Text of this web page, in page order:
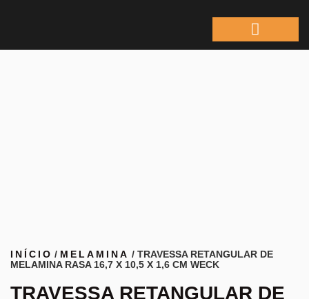
INÍCIO / MELAMINA / TRAVESSA RETANGULAR DE
MELAMINA RASA 16,7 X 10,5 X 1,6 CM WECK
TRAVESSA RETANGULAR DE